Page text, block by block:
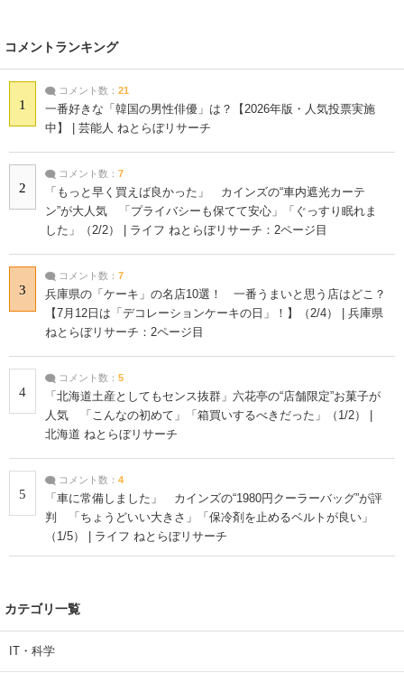
コメントランキング
1
コメント数： 21
一番好きな「韓国の男性俳優」は？【2026年版・人気投票実施
中】 | 芸能人 ねとらぼリサーチ
2
コメント数： 7
「もっと早く買えば良かった」 カインズの“車内遮光カーテ
ン”が大人気 「プライバシーも保てて安心」「ぐっすり眠れま
した」（2/2） | ライフ ねとらぼリサーチ：2ページ目
3
コメント数： 7
兵庫県の「ケーキ」の名店10選！ 一番うまいと思う店はどこ？
【7月12日は「デコレーションケーキの日」！】（2/4） | 兵庫県
ねとらぼリサーチ：2ページ目
4
コメント数： 5
「北海道土産としてもセンス抜群」六花亭の“店舗限定”お菓子が
人気 「こんなの初めて」「箱買いするべきだった」（1/2） |
北海道 ねとらぼリサーチ
5
コメント数： 4
「車に常備しました」 カインズの“1980円クーラーバッグ”が評
判 「ちょうどいい大きさ」「保冷剤を止めるベルトが良い」
（1/5） | ライフ ねとらぼリサーチ
カテゴリ一覧
IT・科学